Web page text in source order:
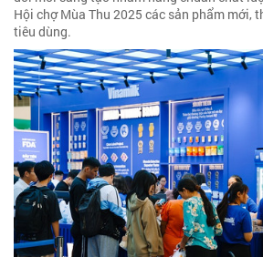
Hội chợ Mùa Thu 2025 các sản phẩm mới,
tiêu dùng.